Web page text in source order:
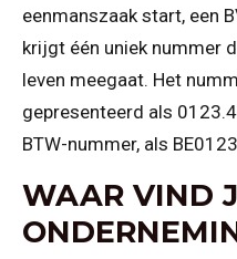
eenmanszaak start, een
krijgt één uniek nummer
leven meegaat. Het
gepresenteerd als
BTW-nummer, als
WAAR VIND